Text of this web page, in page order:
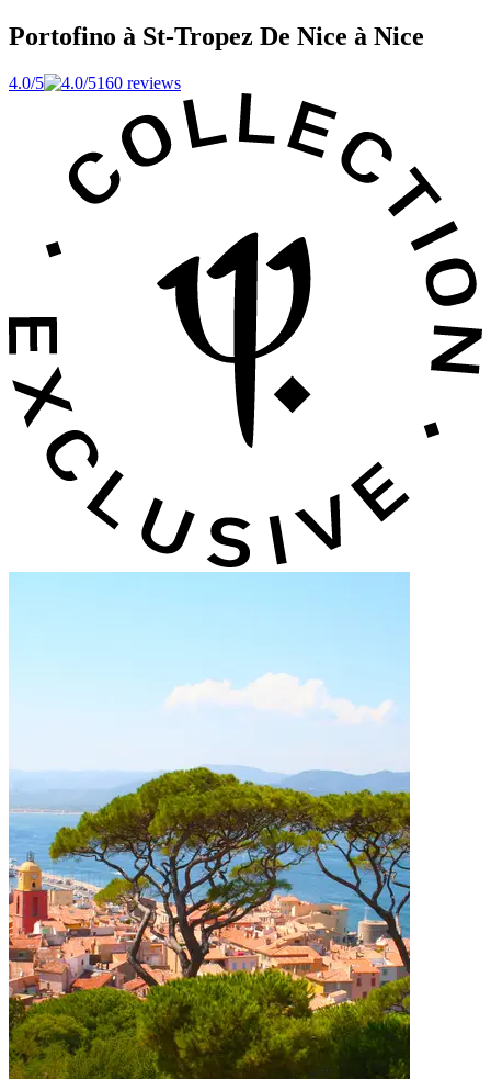
Portofino à St-Tropez De Nice à Nice
4.0/5 160 reviews